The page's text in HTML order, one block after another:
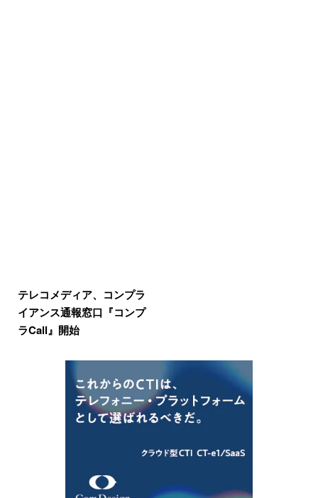
テレコメディア、コンプラ
イアンス通報窓口『コンプ
ラCall』開始